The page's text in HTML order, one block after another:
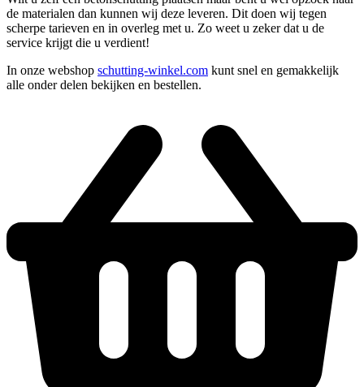
de materialen dan kunnen wij deze leveren. Dit doen wij tegen
scherpe tarieven en in overleg met u. Zo weet u zeker dat u de
service krijgt die u verdient!
In onze webshop schutting-winkel.com kunt snel en gemakkelijk
alle onder delen bekijken en bestellen.